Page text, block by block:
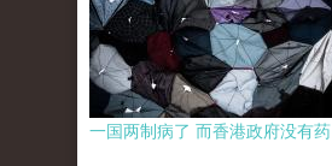
一国两制病了 而香港政府没有药